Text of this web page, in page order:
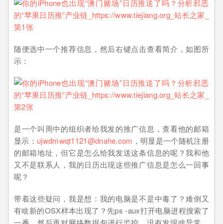
随便选中一个推荐信息，然后右键点击查看简介，如图所
示：
是一个叫周中的组织者给我发的推广信息，查看他的邮箱
显示： ujwdmwqt1121@dnahe.com ，明显是一个随机注册
的邮箱地址，但它是怎么给我发送这条信息的呢？我和他
又不是联系人，我的日历出现这些推广信息是怎么一回事
呢？
带着这些疑问，我是想：我的电脑是不是中毒了？难倒又
有啥新的OSX样本出现了？先ps -aux打开电脑进程搜索了